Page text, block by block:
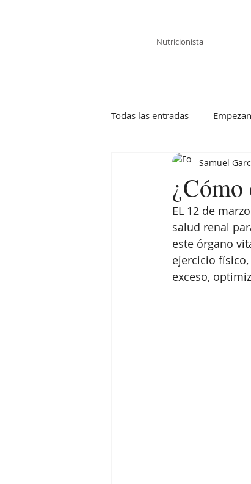
Nutricionista
Todas las entradas
¿Cómo
Samuel
EL 12 de
salud renal
este órgano
ejercicio
exceso,